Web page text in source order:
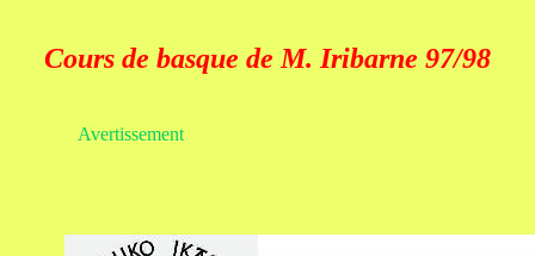
Cours de basque de M. Iribarne 97/98
Avertissement